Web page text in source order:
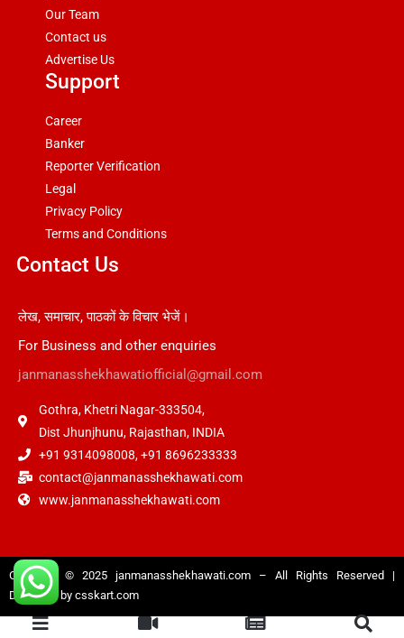
Our Team
Contact us
Advertise Us
Support
Career
Banker
Reporter Verification
Legal
Privacy Policy
Terms and Conditions
Contact Us
लेख, समाचार, पाठकों के विचार भेजें।
For Business and other enquiries
janmanasshekhawatiofficial@gmail.com
Gothra, Khetri Nagar-333504,
Dist Jhunjhunu, Rajasthan, INDIA
+91 9314098008, +91 8696233333
contact@janmanasshekhawati.com
www.janmanasshekhawati.com
Copyright © 2025 janmanasshekhawati.com – All Rights Reserved |
Designed by csskart.com